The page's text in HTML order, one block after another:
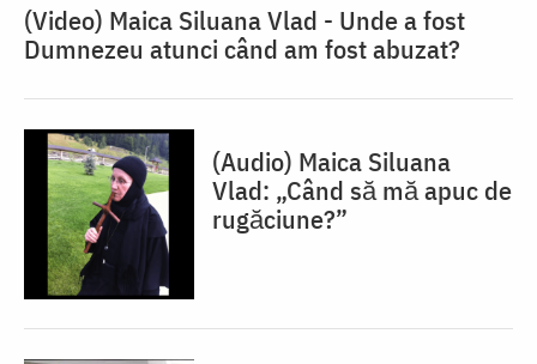
(Video) Maica Siluana Vlad - Unde a fost
Dumnezeu atunci când am fost abuzat?
(Audio) Maica Siluana
Vlad: „Când să mă apuc de
rugăciune?”